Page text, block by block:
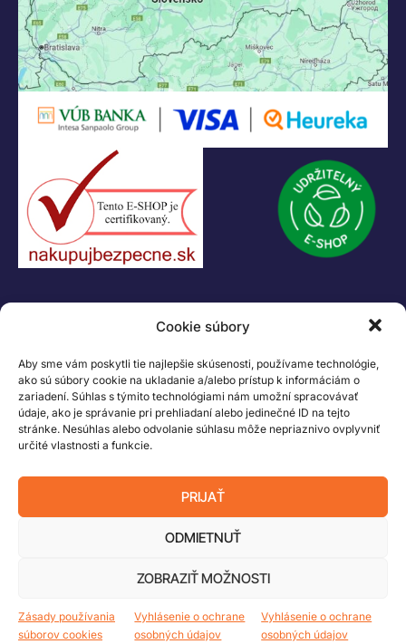
Cookie súbory
Aby sme vám poskytli tie najlepšie skúsenosti, používame technológie,
ako sú súbory cookie na ukladanie a/alebo prístup k informáciám o
zariadení. Súhlas s týmito technológiami nám umožní spracovávať
údaje, ako je správanie pri prehliadaní alebo jedinečné ID na tejto
stránke. Nesúhlas alebo odvolanie súhlasu môže nepriaznivo ovplyvniť
určité vlastnosti a funkcie.
PRIJAŤ
ODMIETNUŤ
ZOBRAZIŤ MOŽNOSTI
Zásady používania
súborov cookies
Vyhlásenie o ochrane
osobných údajov
Vyhlásenie o ochrane
osobných údajov
+421 907 919 608
legacik@legacik.sk
Legáčik s.r.o
Hrnčiarska 2/A
04001 Košice
Slovenská Republika
IČ DPH: SK2023978330
Logo LEGO, minifigures, DUPLO, LEGENDS OF CHIMA, NINJAGO, BIONICLE,
MINDSTORMS a MIXELS sú ochranné známky LEGO Group. ©2026 The
LEGO Group. Všetky práva vyhradené